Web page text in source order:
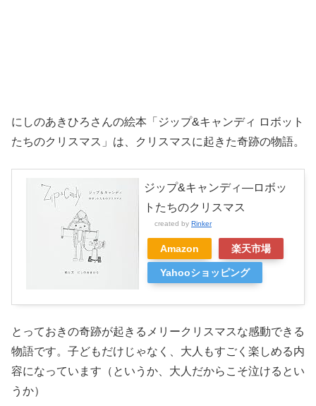
にしのあきひろさんの絵本「ジップ&キャンディ ロボット
たちのクリスマス」は、クリスマスに起きた奇跡の物語。
ジップ&キャンディ―ロボッ
トたちのクリスマス
created by Rinker
Amazon 楽天市場
Yahooショッピング
とっておきの奇跡が起きるメリークリスマスな感動できる
物語です。子どもだけじゃなく、大人もすごく楽しめる内
容になっています（というか、大人だからこそ泣けるとい
うか）